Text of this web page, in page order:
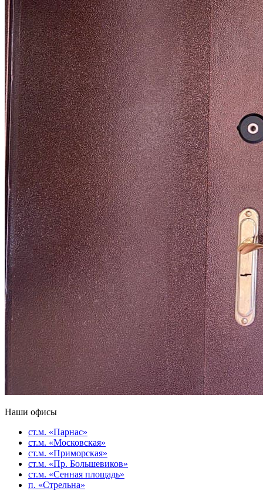
Наши офисы
ст.м. «Парнас»
ст.м. «Московская»
ст.м. «Приморская»
ст.м. «Пр. Большевиков»
ст.м. «Сенная площадь»
п. «Стрельна»